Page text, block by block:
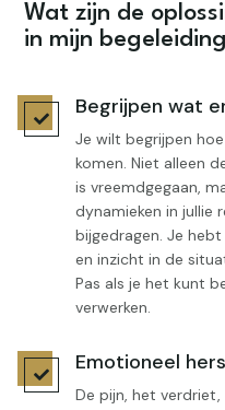
Wat zijn de
in mijn
 Begrijpen wat
Je wilt begrijpen
komen. Niet alleen
is vreemdgegaan,
dynamieken in jullie
bijgedragen. Je
en inzicht in de
Pas als je het kunt
verwerken.
 Emotioneel
De pijn, het